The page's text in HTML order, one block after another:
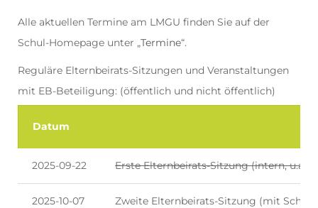
Alle aktuellen Termine am LMGU finden Sie auf der
Schul-Homepage unter „Termine“.
Reguläre Elternbeirats-Sitzungen und Veranstaltungen
mit EB-Beteiligung: (öffentlich und nicht öffentlich)
Datum
2025-09-22 Erste Elternbeirats-Sitzung (intern, u.a.
2025-10-07 Zweite Elternbeirats-Sitzung (mit